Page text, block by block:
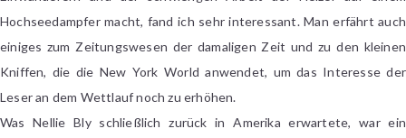
Hochseedampfer macht, fand ich sehr interessant. Man erfährt auch
einiges zum Zeitungswesen der damaligen Zeit und zu den kleinen
Kniffen, die die New York World anwendet, um das Interesse der
Leser an dem Wettlauf noch zu erhöhen.
Was Nellie Bly schließlich zurück in Amerika erwartete, war ein